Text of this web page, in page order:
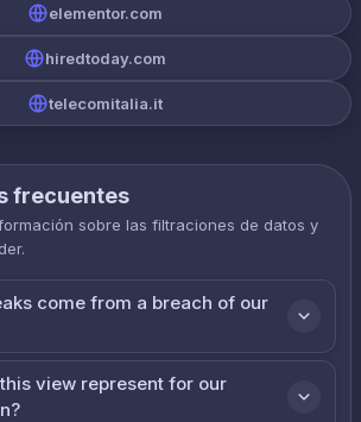
elementor.com
hiredtoday.com
telecomitalia.it
frecuentes
sobre las filtraciones de datos y
come from a breach of our
view represent for our